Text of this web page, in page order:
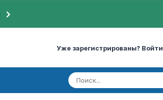
Уже зарегистрированы? Войти